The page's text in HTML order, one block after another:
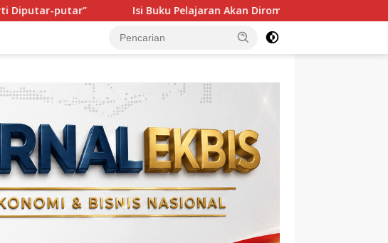
Isi Buku Pelajaran Akan Dirombak, Ini 3 Sorotan Presiden